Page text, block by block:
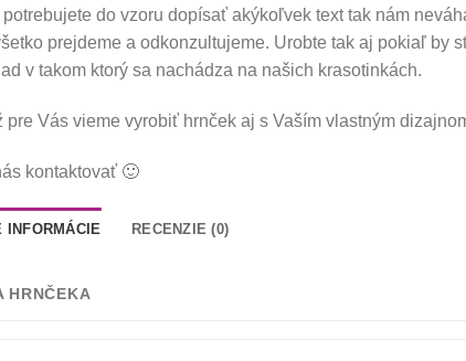
do vzoru dopísať akýkoľvek text tak nám
prejdeme a odkonzultujeme. Urobte tak aj pokiaľ by
v takom ktorý sa nachádza na našich krasotinkách.
pre Vás vieme vyrobiť hrnček aj s Vaším vlastným
kontaktovať 🙂
INFORMÁCIE RECENZIE (0)
HRNČEKA